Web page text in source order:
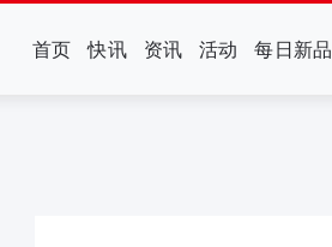
首页 快讯 资讯 活动 每日新品